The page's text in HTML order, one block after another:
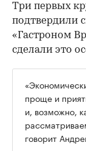
Три первых
подтвердили
«Гастроном
сделали это
проще и
и, возможно,
говорит